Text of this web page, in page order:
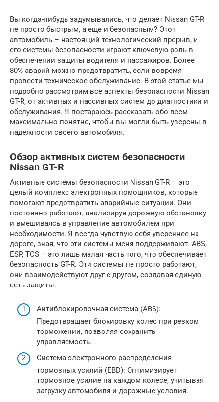
Вы когда-нибудь задумывались, что делает Nissan GT-R
не просто быстрым, а еще и безопасным? Этот
автомобиль – настоящий технологический прорыв, и
его системы безопасности играют ключевую роль в
обеспечении защиты водителя и пассажиров. Более
80% аварий можно предотвратить, если вовремя
провести техническое обслуживание. В этой статье мы
подробно рассмотрим все аспекты безопасности Nissan
GT-R, от активных и пассивных систем до диагностики и
обслуживания. Я постараюсь рассказать обо всем
максимально понятно, чтобы вы могли быть уверены в
надежности своего автомобиля.
Обзор активных систем безопасности
Nissan GT-R
Активные системы безопасности Nissan GT-R – это
целый комплекс электронных помощников, которые
помогают предотвратить аварийные ситуации. Они
постоянно работают, анализируя дорожную обстановку
и вмешиваясь в управление автомобилем при
необходимости. Я всегда чувствую себя увереннее на
дороге, зная, что эти системы меня поддерживают. ABS,
ESP, TCS – это лишь малая часть того, что обеспечивает
безопасность GT-R. Эти системы не просто работают,
они взаимодействуют друг с другом, создавая единую
сеть защиты.
Антиблокировочная система (ABS):
Предотвращает блокировку колес при резком
торможении, позволяя сохранить
управляемость.
Система электронного распределения
тормозных усилий (EBD): Оптимизирует
тормозное усилие на каждом колесе, учитывая
загрузку автомобиля и дорожные условия.